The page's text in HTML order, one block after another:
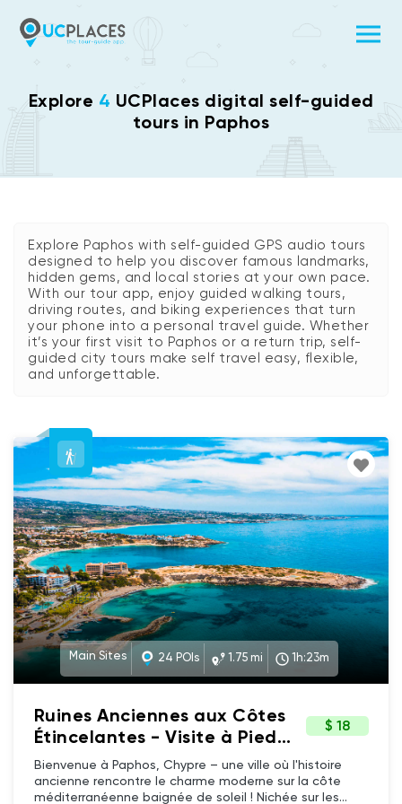
Explore 4 UCPlaces digital self-guided
tours in Paphos
Explore Paphos with self-guided GPS audio tours
designed to help you discover famous landmarks,
hidden gems, and local stories at your own pace.
With our tour app, enjoy guided walking tours,
driving routes, and biking experiences that turn
your phone into a personal travel guide. Whether
it’s your first visit to Paphos or a return trip, self-
guided city tours make self travel easy, flexible,
and unforgettable.
Main Sites 24 POIs 1.75 mi 1h:23m
Ruines Anciennes aux Côtes
Étincelantes - Visite à Pied
de Paphos, Chypre (French)
$ 18
Bienvenue à Paphos, Chypre – une ville où l'histoire
ancienne rencontre le charme moderne sur la côte
méditerranéenne baignée de soleil ! Nichée sur les